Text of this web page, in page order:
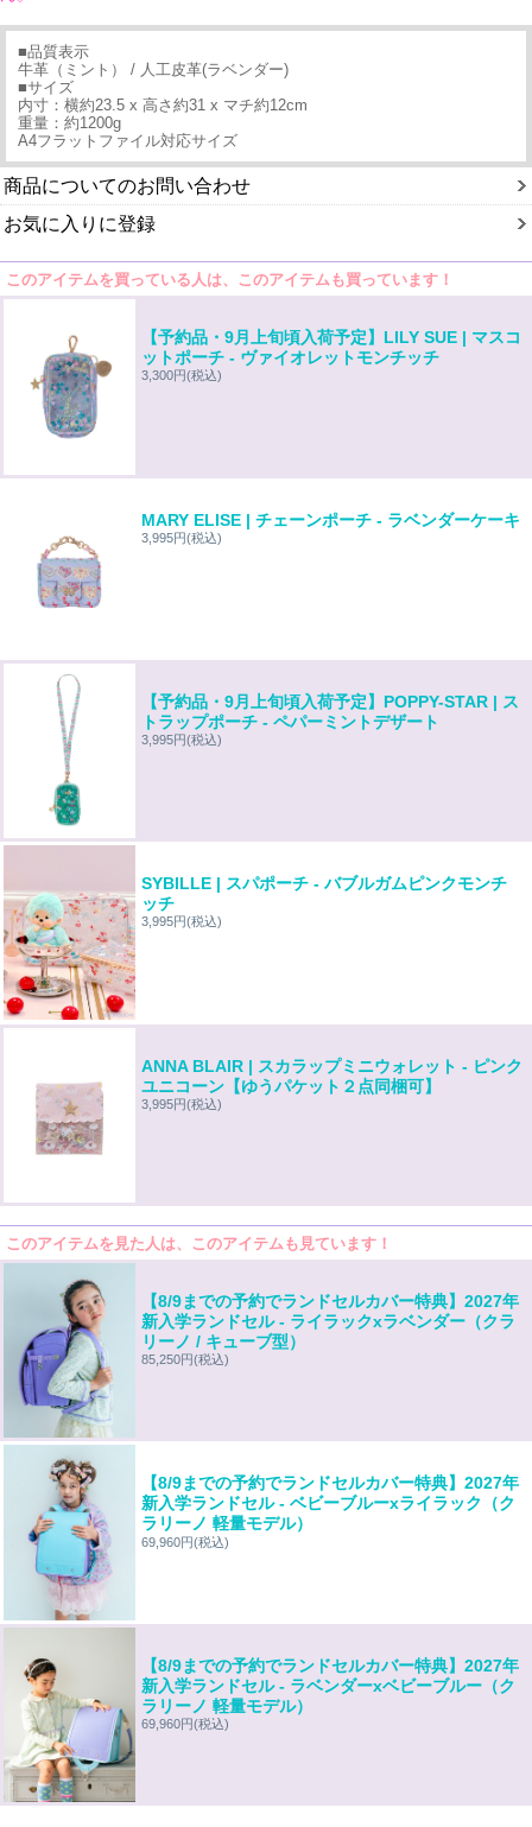
■品質表示
牛革（ミント） / 人工皮革(ラベンダー)
■サイズ
内寸：横約23.5 x 高さ約31 x マチ約12cm
重量：約1200g
A4フラットファイル対応サイズ
商品についてのお問い合わせ
お気に入りに登録
このアイテムを買っている人は、このアイテムも買っています！
【予約品・9月上旬頃入荷予定】LILY SUE | マスコ
ットポーチ - ヴァイオレットモンチッチ
3,300円(税込)
MARY ELISE | チェーンポーチ - ラベンダーケーキ
3,995円(税込)
【予約品・9月上旬頃入荷予定】POPPY-STAR | ス
トラップポーチ - ペパーミントデザート
3,995円(税込)
SYBILLE | スパポーチ - バブルガムピンクモンチ
ッチ
3,995円(税込)
ANNA BLAIR | スカラップミニウォレット - ピンク
ユニコーン【ゆうパケット２点同梱可】
3,995円(税込)
このアイテムを見た人は、このアイテムも見ています！
【8/9までの予約でランドセルカバー特典】2027年
新入学ランドセル - ライラックxラベンダー（クラ
リーノ / キューブ型）
85,250円(税込)
【8/9までの予約でランドセルカバー特典】2027年
新入学ランドセル - ベビーブルーxライラック（ク
ラリーノ 軽量モデル）
69,960円(税込)
【8/9までの予約でランドセルカバー特典】2027年
新入学ランドセル - ラベンダーxベビーブルー（ク
ラリーノ 軽量モデル）
69,960円(税込)